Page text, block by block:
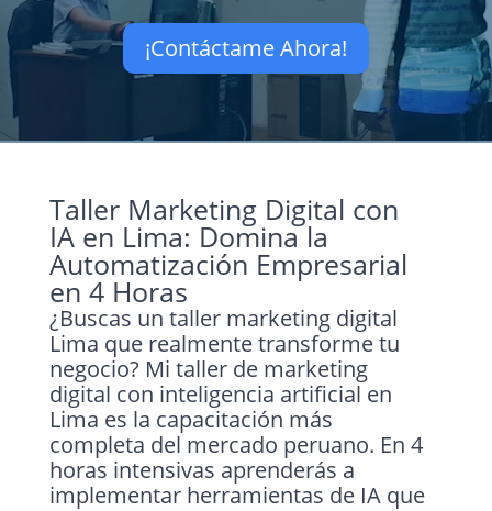
¡Contáctame Ahora!
Taller Marketing Digital con
IA en Lima: Domina la
Automatización Empresarial
en 4 Horas
¿Buscas un taller marketing digital
Lima que realmente transforme tu
negocio? Mi taller de marketing
digital con inteligencia artificial en
Lima es la capacitación más
completa del mercado peruano. En 4
horas intensivas aprenderás a
implementar herramientas de IA que